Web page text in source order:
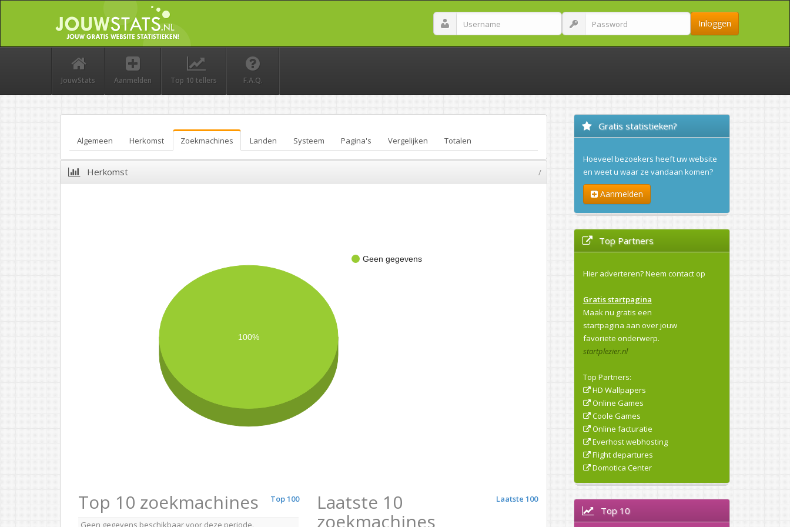
Inloggen
JouwStats Aanmelden Top 10 tellers F.A.Q.
Algemeen Herkomst Zoekmachines Landen Systeem Pagina's Vergelijken Totalen
Herkomst /
Geen gegevens
100%
Top 100
Top 10 zoekmachines
Geen gegevens beschikbaar voor deze periode.
Laatste 100
Laatste 10
zoekmachines
Gratis statistieken?
Hoeveel bezoekers heeft uw website
en weet u waar ze vandaan komen?
Aanmelden
Top Partners
Hier adverteren?Neem contact op
Gratis startpagina
Maak nu gratis een
startpagina aan over jouw
favoriete onderwerp.
startplezier.nl
Top Partners:
HD Wallpapers
Online Games
Coole Games
Online facturatie
Everhost webhosting
Flight departures
Domotica Center
Top 10